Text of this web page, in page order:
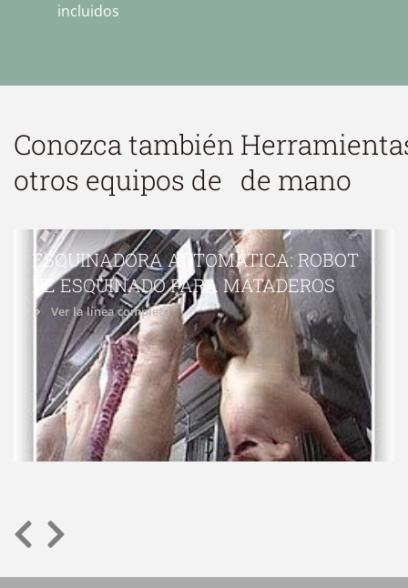
incluidos
Conozca también
otros equipos de de mano
ESQUINADORA AUTOMÁTICA: ROBOT
DE ESQUINADO PARA MATADEROS
Ver la línea completa